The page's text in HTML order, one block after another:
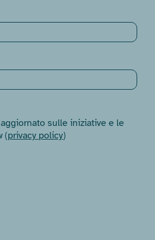
sulle iniziative e le
(privacy policy)